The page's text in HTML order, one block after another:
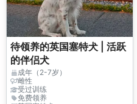
待领养的英国塞特犬 | 活跃
的伴侣犬
成年（2-7岁）
雌性
受过训练
免费领养